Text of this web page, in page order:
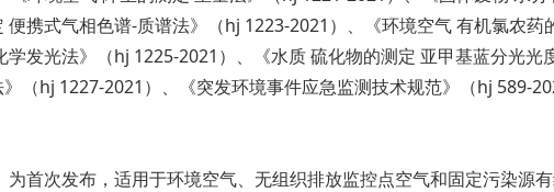
携式气相色谱-质谱法》（hj 1223-2021）、《环境空气 有机氯农药
发光法》（hj 1225-2021）、《水质 硫化物的测定 亚甲基蓝分光光
（hj 1227-2021）、《突发环境事件应急监测技术规范》（hj 589-
首次发布，适用于环境空气、无组织排放监控点空气和固定污染源